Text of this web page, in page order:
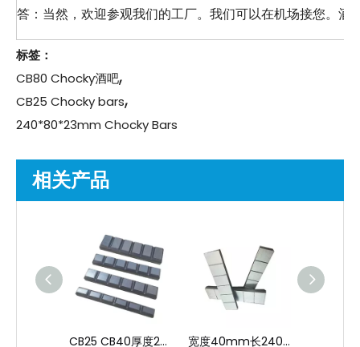
答：当然，欢迎参观我们的工厂。我们可以在机场接您。酒
标签：
CB80 Chocky酒吧,
CB25 Chocky bars,
240*80*23mm Chocky Bars
相关产品
CB25 CB40厚度23mm高铬挖掘机chocky棒 宽度40mm长240mm 63hrc弯曲的采矿座棒